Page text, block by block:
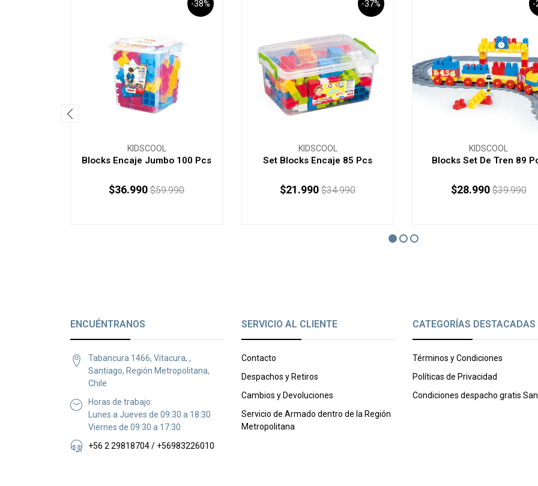
-38%
KIDSCOOL
Blocks Encaje Jumbo 100 Pcs
$36.990 $59.990
-37%
KIDSCOOL
Set Blocks Encaje 85 Pcs
$21.990 $34.990
-
KIDSCOOL
Blocks Set De Tren 89
$28.990 $39.990
ENCUÉNTRANOS
Tabancura 1466, Vitacura, ,
Santiago, Región Metropolitana,
Chile
Horas de trabajo:
Lunes a Jueves de 09:30 a 18:30
Viernes de 09:30 a 17:30
+56 2 29818704 / +56983226010
SERVICIO AL CLIENTE
Contacto
Despachos y Retiros
Cambios y Devoluciones
Servicio de Armado dentro de la Región
Metropolitana
CATEGORÍAS DESTACADAS
Términos y Condiciones
Políticas de Privacidad
Condiciones despacho gratis